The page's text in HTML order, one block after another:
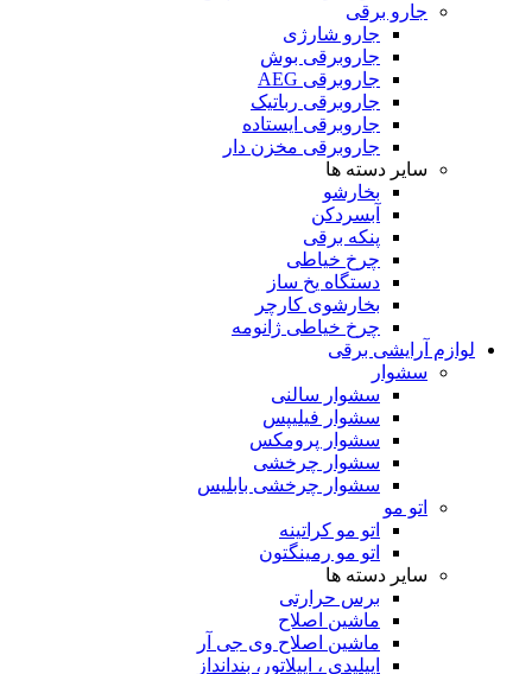
جارو برقی
جارو شارژی
جاروبرقی بوش
جاروبرقی AEG
جاروبرقی رباتیک
جاروبرقی ایستاده
جاروبرقی مخزن دار
سایر دسته ها
بخارشو
آبسردکن
پنکه برقی
چرخ خیاطی
دستگاه یخ ساز
بخارشوی کارچر
چرخ خیاطی ژانومه
لوازم آرایشی برقی
سشوار
سشوار سالنی
سشوار فیلیپس
سشوار پرومکس
سشوار چرخشی
سشوار چرخشی بابلیس
اتو مو
اتو مو کراتینه
اتو مو رمینگتون
سایر دسته ها
برس حرارتی
ماشین اصلاح
ماشین اصلاح وی جی آر
اپیلیدی ، اپیلاتور، بندانداز